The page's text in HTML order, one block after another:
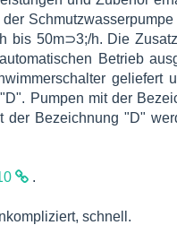
bis 50m⊃3;/h. Die
Betrieb
geliefert
Pumpen mit der
der Bezeichnung "D"
.
schnell.